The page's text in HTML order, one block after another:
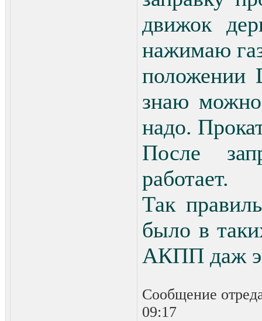
движок
нажимаю
положении
знаю
надо.
После
работает.
Так
было в
АКПП даж
Сообщение
09:17